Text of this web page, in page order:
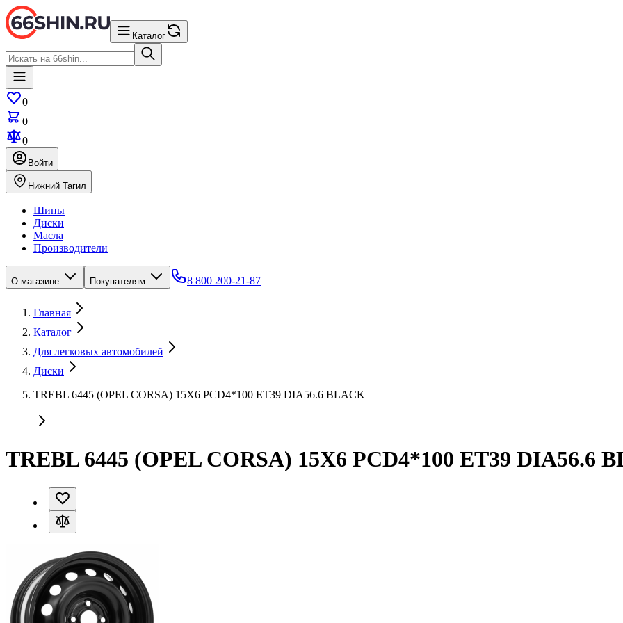
Каталог
0
0
0
Войти
Нижний Тагил
Шины
Диски
Масла
Производители
О магазине Покупателям 8 800 200-21-87
Главная
Каталог
Для легковых автомобилей
Диски
TREBL 6445 (OPEL CORSA) 15X6 PCD4*100 ET39 DIA56.6 BLACK
TREBL 6445 (OPEL CORSA) 15X6 PCD4*100 ET39 DIA56.6